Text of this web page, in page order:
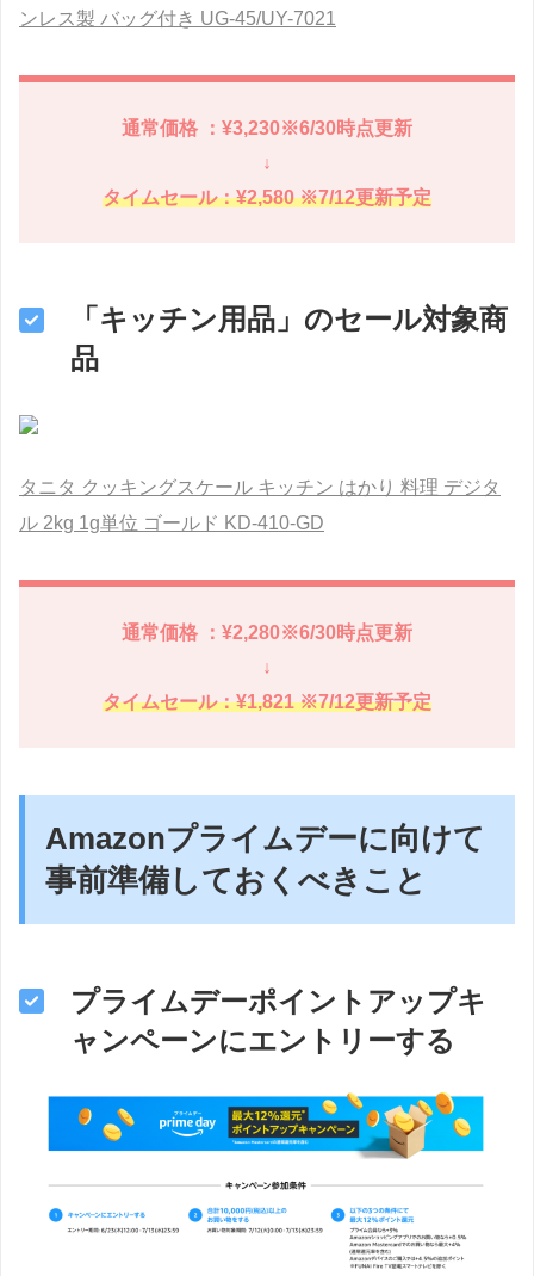
ンレス製 バッグ付き UG-45/UY-7021
通常価格 ：¥3,230※6/30時点更新
↓
タイムセール：¥2,580 ※7/12更新予定
「キッチン用品」のセール対象商
品
タニタ クッキングスケール キッチン はかり 料理 デジタ
ル 2kg 1g単位 ゴールド KD-410-GD
通常価格 ：¥2,280※6/30時点更新
↓
タイムセール：¥1,821 ※7/12更新予定
Amazonプライムデーに向けて
事前準備しておくべきこと
プライムデーポイントアップキ
ャンペーンにエントリーする